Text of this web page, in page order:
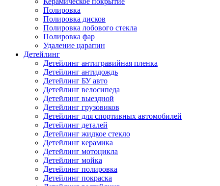
Полировка
Полировка дисков
Полировка лобового стекла
Полировка фар
Удаление царапин
Детейлинг
Детейлинг антигравийная пленка
Детейлинг антидождь
Детейлинг БУ авто
Детейлинг велосипеда
Детейлинг выездной
Детейлинг грузовиков
Детейлинг для спортивных автомобилей
Детейлинг деталей
Детейлинг жидкое стекло
Детейлинг керамика
Детейлинг мотоцикла
Детейлинг мойка
Детейлинг полировка
Детейлинг покраска